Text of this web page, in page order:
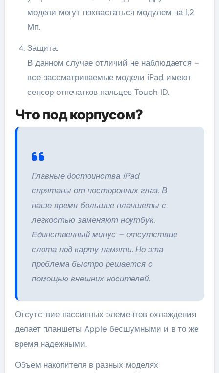
модели могут похвастаться модулем на 1,2
Мп.
Защита.
В данном случае отличий не наблюдается –
все рассматриваемые модели iPad имеют
сенсор отпечатков пальцев Touch ID.
Что под корпусом?
Главные достоинства iPad
спрятаны от посторонних глаз. В
наше время большие планшеты с
легкостью заменяют ноутбук.
Единственный минус – отсутствие
слота под карту памяти. Но эта
проблема быстро решается с
помощью внешних носителей.
Отсутствие пассивных элементов охлаждения
делает планшеты Apple бесшумными и в то же
время надежными.
Объем накопителя в разных моделях